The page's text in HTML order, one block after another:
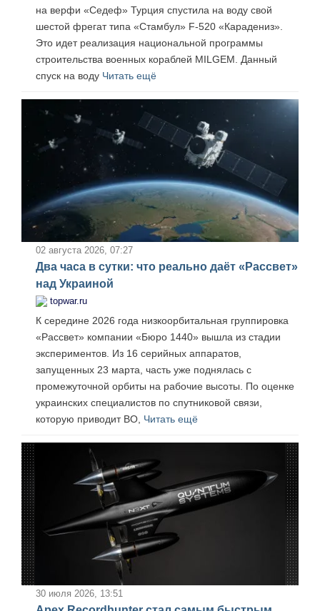
на верфи «Седеф» Турция спустила на воду свой
шестой фрегат типа «Стамбул» F-520 «Карадениз».
Это идет реализация национальной программы
строительства военных кораблей MILGEM. Данный
спуск на воду Читать ещё
02 августа 2026, 07:27
Два часа в сутки: что реально даёт «Рассвет»
над Украиной
topwar.ru
К середине 2026 года низкоорбитальная группировка
«Рассвет» компании «Бюро 1440» вышла из стадии
экспериментов. Из 16 серийных аппаратов,
запущенных 23 марта, часть уже поднялась с
промежуточной орбиты на рабочие высоты. По оценке
украинских специалистов по спутниковой связи,
которую приводит ВО, Читать ещё
30 июля 2026, 13:51